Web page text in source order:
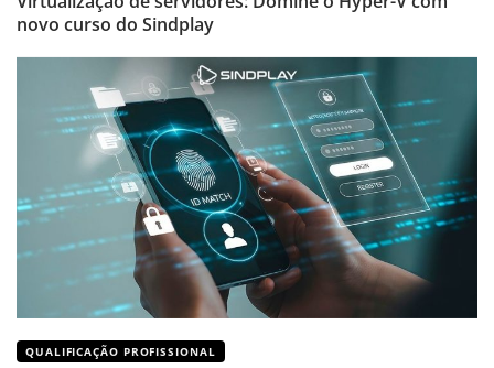
novo curso do Sindplay
QUALIFICAÇÃO PROFISSIONAL